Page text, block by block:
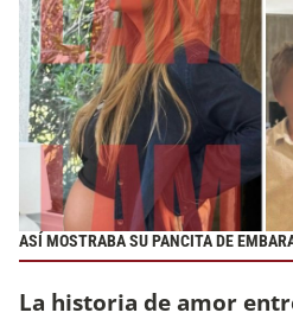
ASÍ MOSTRABA SU PANCITA DE
La historia de amor